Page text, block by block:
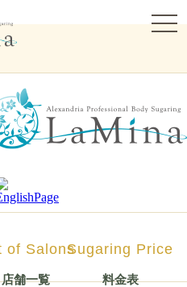
ミーナ）へ！渋谷・六本木・新宿・宇都宮・札幌
of Salons
店舗一覧
Sugaring Price
料金表